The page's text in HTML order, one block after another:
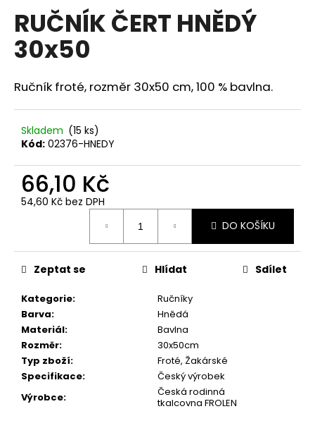
produktu
je
0,0
z
hvězdiček.
RUČNÍK ČERT HNĚDÝ
30x50
Ručník froté, rozměr 30x50 cm, 100 % bavlna.
Skladem (15 ks)
Kód: 02376-HNEDY
66,10 Kč
54,60 Kč bez DPH
DO KOŠÍKU
Kategorie:
Ručníky
Barva:
Hnědá
Materiál:
Bavlna
Rozměr:
30x50cm
Typ zboží:
Froté, Žakárské
Specifikace:
Český výrobek
Výrobce:
Česká rodinná
tkalcovna FROLEN
Zeptat se Hlídat Sdílet
a
j
í
?
HLEDAT
p
o
u
č
u
e
m
e